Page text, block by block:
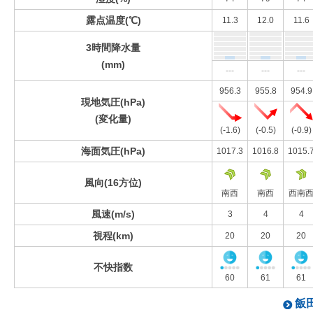
露点温度(℃) 11.3 12.0 11.6
3時間降水量
(mm)
--- --- ---
現地気圧(hPa)
(変化量)
956.3 955.8 954.9
(-1.6) (-0.5) (-0.9)
海面気圧(hPa) 1017.3 1016.8
風向(16方位)
南西 南西 西南西
風速(m/s) 3 4 4
視程(km) 20 20 20
不快指数
60 61 61
飯